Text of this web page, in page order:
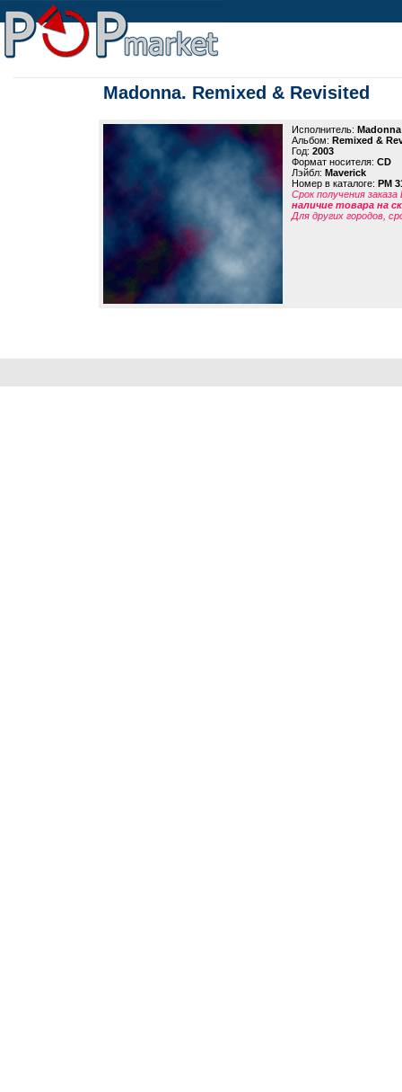
Madonna. Remixed & Revisited
Исполнитель: Madonna
Альбом: Remixed &
Год: 2003
Формат носителя: CD
Лэйбл: Maverick
Номер в каталоге: PM
Срок получения
наличие товара на
Для других городов,